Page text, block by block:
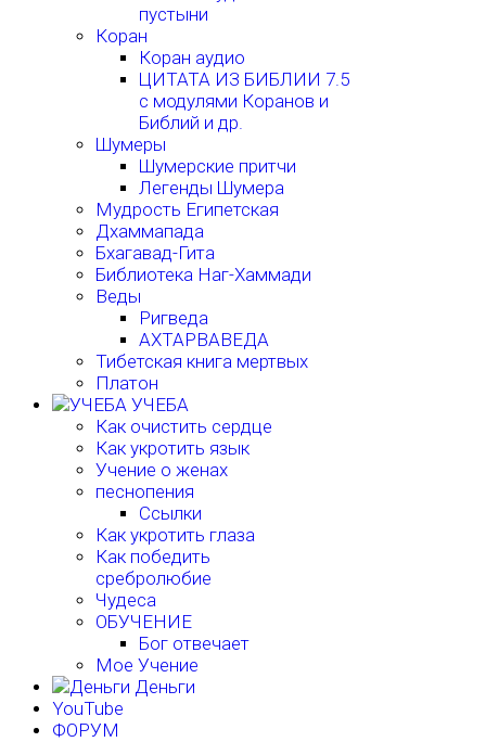
пустыни
Коран
Коран аудио
ЦИТАТА ИЗ БИБЛИИ 7.5
с модулями Коранов и
Библий и др.
Шумеры
Шумерские притчи
Легенды Шумера
Мудрость Египетская
Дхаммапада
Бхагавад-Гита
Библиотека Наг-Хаммади
Веды
Ригведа
АХТАРВАВЕДА
Тибетская книга мертвых
Платон
УЧЕБА
Как очистить сердце
Как укротить язык
Учение о женах
песнопения
Ссылки
Как укротить глаза
Как победить
сребролюбие
Чудеса
ОБУЧЕНИЕ
Бог отвечает
Мое Учение
Деньги
YouTube
ФОРУМ